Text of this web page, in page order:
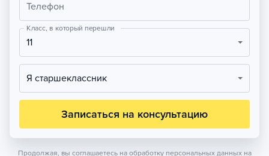
Телефон
Класс, в который перешли
11
Я старшеклассник
Записаться на консультацию
Продолжая, вы соглашаетесь на обработку персональных данных на